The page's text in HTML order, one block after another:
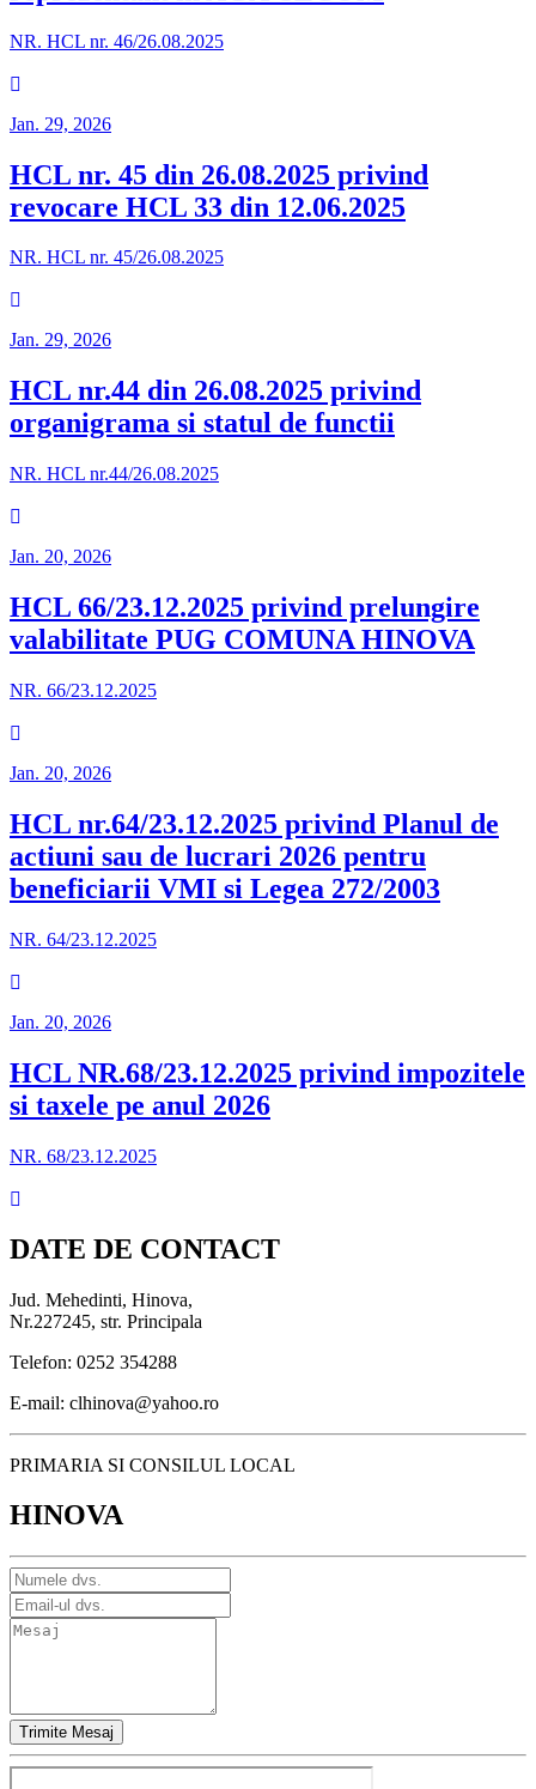
NR. HCL nr. 46/26.08.2025
Jan. 29, 2026
HCL nr. 45 din 26.08.2025 privind
revocare HCL 33 din 12.06.2025
NR. HCL nr. 45/26.08.2025
Jan. 29, 2026
HCL nr.44 din 26.08.2025 privind
organigrama si statul de functii
NR. HCL nr.44/26.08.2025
Jan. 20, 2026
HCL 66/23.12.2025 privind prelungire
valabilitate PUG COMUNA HINOVA
NR. 66/23.12.2025
Jan. 20, 2026
HCL nr.64/23.12.2025 privind Planul de
actiuni sau de lucrari 2026 pentru
beneficiarii VMI si Legea 272/2003
NR. 64/23.12.2025
Jan. 20, 2026
HCL NR.68/23.12.2025 privind impozitele
si taxele pe anul 2026
NR. 68/23.12.2025
DATE DE CONTACT
Jud. Mehedinti, Hinova,
Nr.227245, str. Principala
Telefon: 0252 354288
E-mail: clhinova@yahoo.ro
PRIMARIA SI CONSILUL LOCAL
HINOVA
Trimite Mesaj